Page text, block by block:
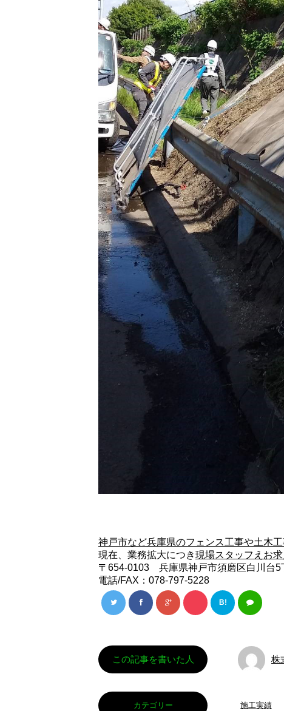
神戸市など兵庫県のフェンス工事や土木
現在、業務拡大につき現場スタッフえお求
〒654-0103 兵庫県神戸市須磨区白川台5
電話/FAX：078-797-5228
B!
この記事を書いた人 株
カテゴリー 施工実績